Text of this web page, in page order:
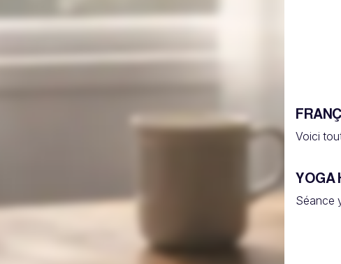
Voici
YOGA
Séance